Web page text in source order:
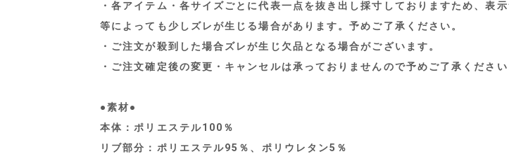
・各アイテム・各サイズごとに代表一点を抜き出し採寸しておりますため、表
等によっても少しズレが生じる場合があります。予めご了承ください。
・ご注文が殺到した場合ズレが生じ欠品となる場合がございます。
・ご注文確定後の変更・キャンセルは承っておりませんので予めご了承ください
●素材●
本体：ポリエステル100％
リブ部分：ポリエステル95％、ポリウレタン5％